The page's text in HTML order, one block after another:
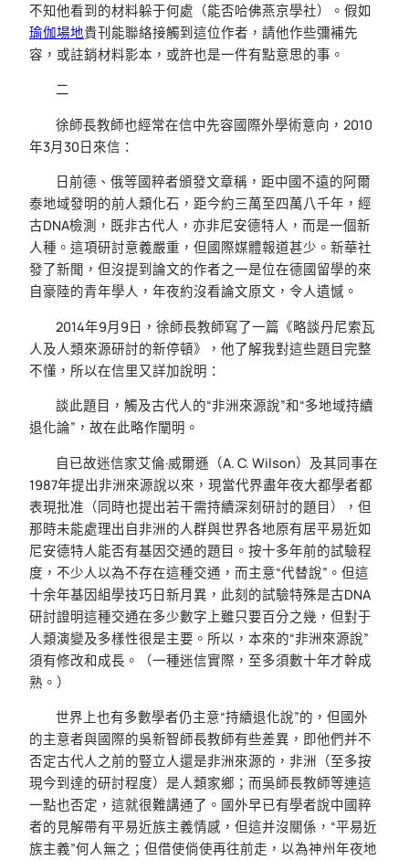
不知他看到的材料躲于何處（能否哈佛燕京學社）。假如
瑜伽場地貴刊能聯絡接觸到這位作者，請他作些彌補先
容，或註銷材料影本，或許也是一件有點意思的事。
二
徐師長教師也經常在信中先容國際外學術意向，2010
年3月30日來信：
日前德、俄等國粹者頒發文章稱，距中國不遠的阿爾
泰地域發明的前人類化石，距今約三萬至四萬八千年，經
古DNA檢測，既非古代人，亦非尼安德特人，而是一個新
人種。這項研討意義嚴重，但國際媒體報道甚少。新華社
發了新聞，但沒提到論文的作者之一是位在德國留學的來
自豪陸的青年學人，年夜約沒看論文原文，令人遺憾。
2014年9月9日，徐師長教師寫了一篇《略談丹尼索瓦
人及人類來源研討的新停頓》，他了解我對這些題目完整
不懂，所以在信里又詳加說明：
談此題目，觸及古代人的“非洲來源說”和“多地域持續
退化論”，故在此略作闡明。
自已故迷信家艾倫·威爾遜（A. C. Wilson）及其同事在
1987年提出非洲來源說以來，現當代界盡年夜大都學者都
表現批准（同時也提出若干需持續深刻研討的題目），但
那時未能處理出自非洲的人群與世界各地原有居平易近如
尼安德特人能否有基因交通的題目。按十多年前的試驗程
度，不少人以為不存在這種交通，而主意“代替說”。但這
十余年基因組學技巧日新月異，此刻的試驗特殊是古DNA
研討證明這種交通在多少數字上雖只要百分之幾，但對于
人類演變及多樣性很是主要。所以，本來的“非洲來源說”
須有修改和成長。（一種迷信實際，至多須數十年才幹成
熟。）
世界上也有多數學者仍主意“持續退化說”的，但國外
的主意者與國際的吳新智師長教師有些差異，即他們并不
否定古代人之前的豎立人還是非洲來源的，非洲（至多按
現今到達的研討程度）是人類家鄉；而吳師長教師等連這
一點也否定，這就很難講通了。國外早已有學者說中國粹
者的見解帶有平易近族主義情感，但這并沒關係，“平易近
族主義”何人無之；但借使倘使再往前走，以為神州年夜地